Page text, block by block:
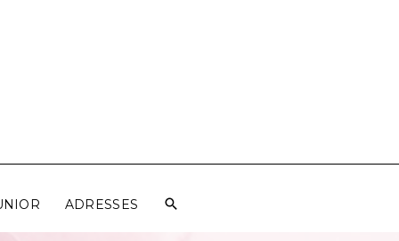
ADRESSES